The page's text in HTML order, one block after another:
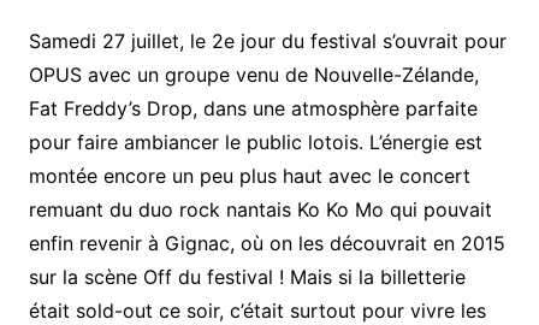
Samedi 27 juillet, le 2e jour du festival s’ouvrait pour
OPUS avec un groupe venu de Nouvelle-Zélande,
Fat Freddy’s Drop, dans une atmosphère parfaite
pour faire ambiancer le public lotois. L’énergie est
montée encore un peu plus haut avec le concert
remuant du duo rock nantais Ko Ko Mo qui pouvait
enfin revenir à Gignac, où on les découvrait en 2015
sur la scène Off du festival ! Mais si la billetterie
était sold-out ce soir, c’était surtout pour vivre les